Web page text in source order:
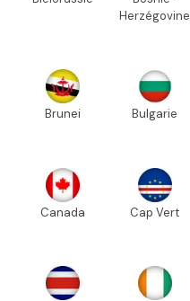
Herzégovine
Brunei Bulgarie
Canada Cap Vert